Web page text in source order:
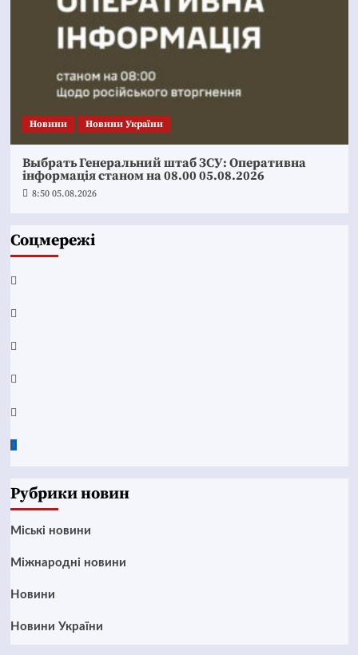
Новини Новини України
Выбрать Генеральний штаб ЗСУ: Оперативна
інформація станом на 08.00 05.08.2026
8:50 05.08.2026
Соцмережі
Facebook
YouTube
Telegram
Instagram
Twitter
Google
Рубрики новин
Mіські новини
Міжнародні новини
Новини
Новини України